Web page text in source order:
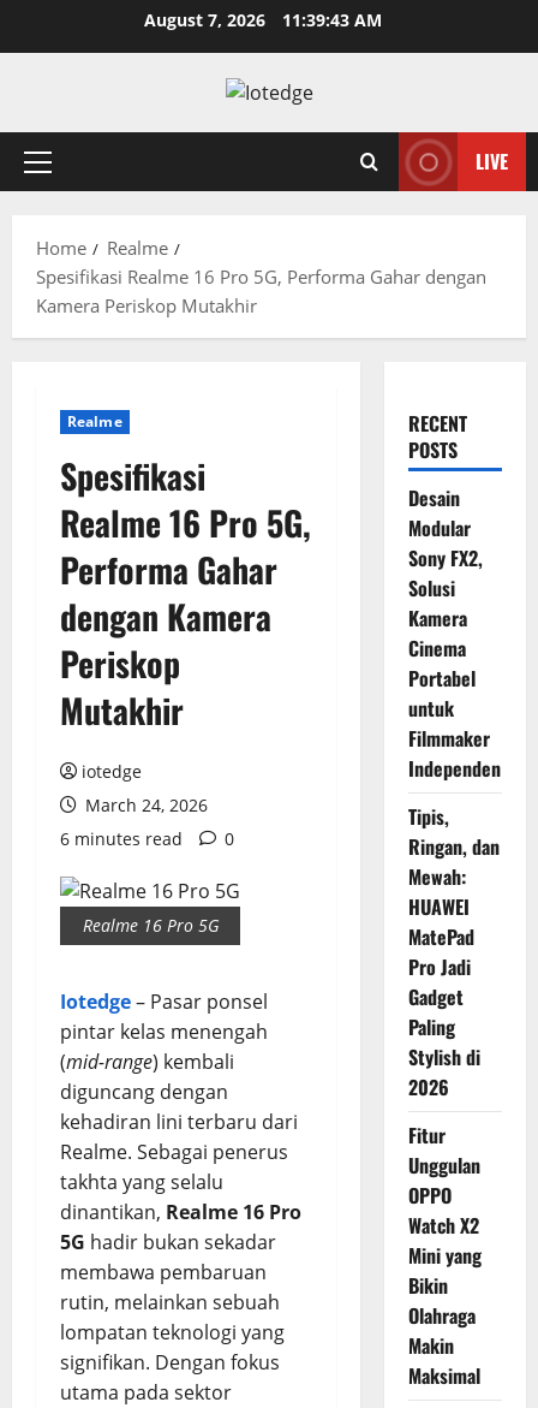
August 7, 2026 11:39:44 AM
Primary
LIVE
Home
Realme
Spesifikasi Realme 16 Pro 5G, Performa Gahar dengan
Kamera Periskop Mutakhir
Realme
Spesifikasi
Realme 16 Pro 5G,
Performa Gahar
dengan Kamera
Periskop
Mutakhir
iotedge
March 24, 2026
6 minutes read
0
Realme 16 Pro 5G
Iotedge– Pasar ponsel
pintar kelas menengah
(mid-range) kembali
diguncang dengan
kehadiran lini terbaru dari
Realme. Sebagai penerus
takhta yang selalu
dinantikan, Realme 16 Pro
5G hadir bukan sekadar
membawa pembaruan
rutin, melainkan sebuah
lompatan teknologi yang
signifikan. Dengan fokus
utama pada sektor
RECENT
POSTS
Desain
Modular
Sony FX2,
Solusi
Kamera
Cinema
Portabel
untuk
Filmmaker
Independen
Tipis,
Ringan, dan
Mewah:
HUAWEI
MatePad
Pro Jadi
Gadget
Paling
Stylish di
2026
Fitur
Unggulan
OPPO
Watch X2
Mini yang
Bikin
Olahraga
Makin
Maksimal